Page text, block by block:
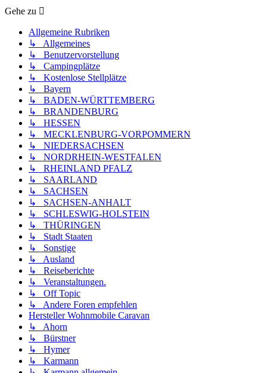
Gehe zu
Allgemeine Rubriken
↳ Allgemeines
↳ Benutzervorstellung
↳ Campingplätze
↳ Kostenlose Stellplätze
↳ Bayern
↳ BADEN-WÜRTTEMBERG
↳ BRANDENBURG
↳ HESSEN
↳ MECKLENBURG-VORPOMMERN
↳ NIEDERSACHSEN
↳ NORDRHEIN-WESTFALEN
↳ RHEINLAND PFALZ
↳ SAARLAND
↳ SACHSEN
↳ SACHSEN-ANHALT
↳ SCHLESWIG-HOLSTEIN
↳ THÜRINGEN
↳ Stadt Staaten
↳ Sonstige
↳ Ausland
↳ Reiseberichte
↳ Veranstaltungen.
↳ Off Topic
↳ Andere Foren empfehlen
Hersteller Wohnmobile Caravan
↳ Ahorn
↳ Bürstner
↳ Hymer
↳ Karmann